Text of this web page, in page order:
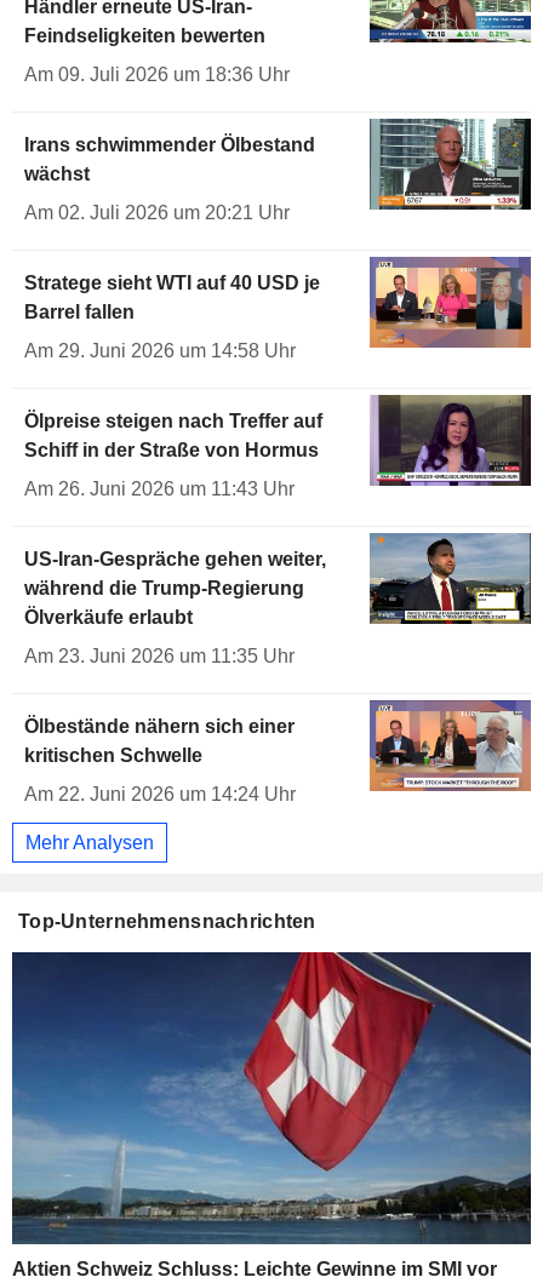
Händler erneute US-Iran-
Feindseligkeiten bewerten
Am 09. Juli 2026 um 18:36 Uhr
Irans schwimmender Ölbestand
wächst
Am 02. Juli 2026 um 20:21 Uhr
Stratege sieht WTI auf 40 USD je
Barrel fallen
Am 29. Juni 2026 um 14:58 Uhr
Ölpreise steigen nach Treffer auf
Schiff in der Straße von Hormus
Am 26. Juni 2026 um 11:43 Uhr
US-Iran-Gespräche gehen weiter,
während die Trump-Regierung
Ölverkäufe erlaubt
Am 23. Juni 2026 um 11:35 Uhr
Ölbestände nähern sich einer
kritischen Schwelle
Am 22. Juni 2026 um 14:24 Uhr
Mehr Analysen
Top-Unternehmensnachrichten
Aktien Schweiz Schluss: Leichte Gewinne im SMI vor